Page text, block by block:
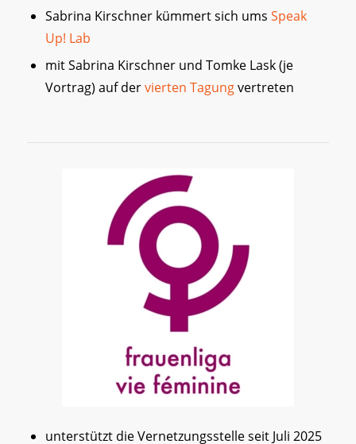
Sabrina Kirschner kümmert sich ums Speak
Up! Lab
mit Sabrina Kirschner und Tomke Lask (je
Vortrag) auf dervierten Tagungvertreten
unterstützt die Vernetzungsstelle seit Juli 2025